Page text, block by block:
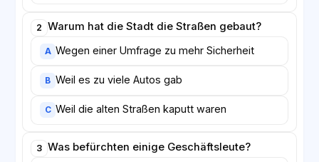
2 Warum hat die Stadt die Straßen gebaut?
A Wegen einer Umfrage zu mehr Sicherheit
B Weil es zu viele Autos gab
C Weil die alten Straßen kaputt waren
3 Was befürchten einige Geschäftsleute?